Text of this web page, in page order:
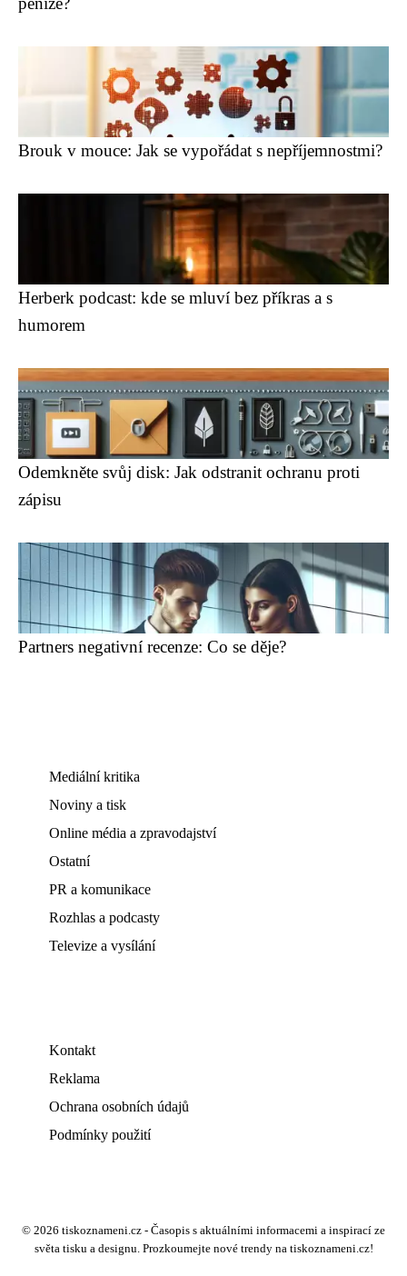
Brouk v mouce: Jak se vypořádat s nepříjemnostmi?
Herberk podcast: kde se mluví bez příkras a s
humorem
Odemkněte svůj disk: Jak odstranit ochranu proti
zápisu
Partners negativní recenze: Co se děje?
Mediální kritika
Noviny a tisk
Online média a zpravodajství
Ostatní
PR a komunikace
Rozhlas a podcasty
Televize a vysílání
Kontakt
Reklama
Ochrana osobních údajů
Podmínky použití
© 2026 tiskoznameni.cz - Časopis s aktuálními informacemi a inspirací ze
světa tisku a designu. Prozkoumejte nové trendy na tiskoznameni.cz!